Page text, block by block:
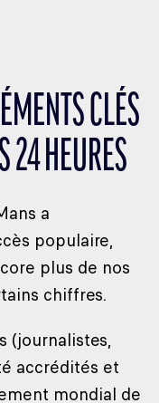
CLÉS
24 HEURES
a
populaire,
plus de nos
chiffres.
(journalistes,
accrédités et
mondial de